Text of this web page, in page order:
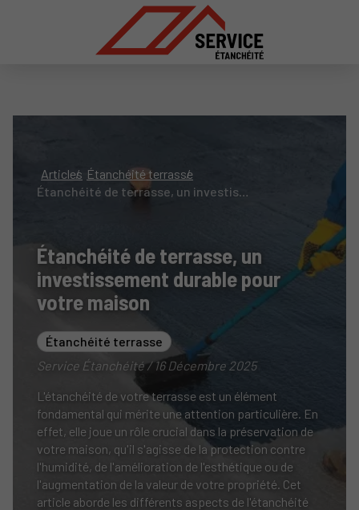
Articles Étanchéité terrasse
Étanchéité de terrasse, un investissement durable pour votre maison
Étanchéité de terrasse, un
investissement durable pour
votre maison
Étanchéité terrasse
Service Étanchéité / 16 Décembre 2025
L'étanchéité de votre terrasse est un élément
fondamental qui mérite une attention particulière. En
effet, elle joue un rôle crucial dans la préservation de
votre maison, qu'il s'agisse de la protection contre
l'humidité, de l'amélioration de l'esthétique ou de
l'augmentation de la valeur de votre propriété. Cet
article aborde les différents aspects de l'étanchéité